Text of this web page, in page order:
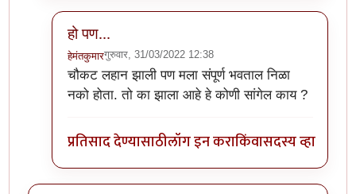
हो पण...
हेमंतकुमारगुरुवार, 31/03/2022 12:38
In reply to जमलीय की !byचौथा कोनाडा
चौकट लहान झाली पण मला संपूर्ण भवताल निळा
नको होता. तो का झाला आहे हे कोणी सांगेल काय ?
प्रतिसाद देण्यासाठीलॉग इन कराकिंवासदस्य व्हा